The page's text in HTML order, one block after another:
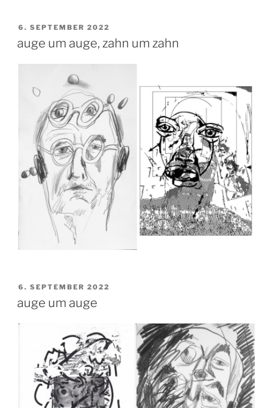
VERÖFFENTLICHT
6. SEPTEMBER 2022
auge um auge, zahn um zahn
VERÖFFENTLICHT
6. SEPTEMBER 2022
auge um auge